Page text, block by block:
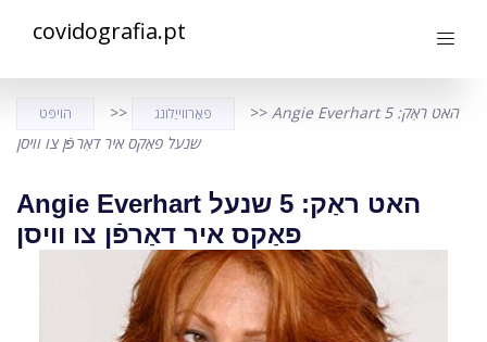
covidografia.pt
הויפּט >> פאַרווייַלונג >> Angie Everhart האט ראַק: 5
שנעל פאַקס איר דאַרפֿן צו וויסן
Angie Everhart האט ראַק: 5 שנעל
פאַקס איר דאַרפֿן צו וויסן